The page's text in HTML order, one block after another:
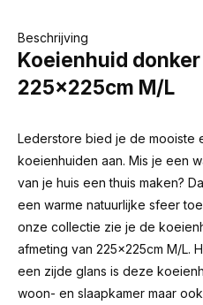
Beschrijving
Koeienhuid
225x225cm M/L
Lederstore bied je de mooiste
koeienhuiden aan. Mis je een
van je huis een thuis maken?
een warme natuurlijke sfeer
onze collectie zie je de
afmeting van 225x225cm M/L.
een zijde glans is deze
woon- en slaapkamer maar